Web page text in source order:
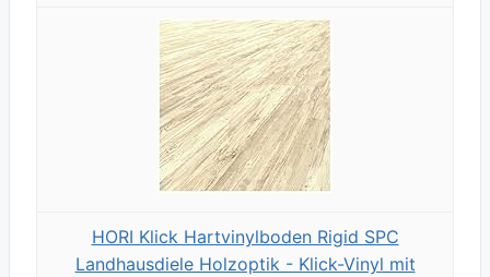
HORI Klick Hartvinylboden Rigid SPC
Landhausdiele Holzoptik - Klick-Vinyl mit